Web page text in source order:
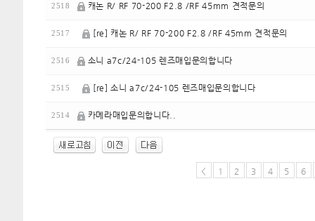
2518 캐논 R/ RF 70-200 F2.8 /RF 45mm 견적문의
2517 [re] 캐논 R/ RF 70-200 F2.8 /RF 45mm 견적문의
2516 소니 a7c/24-105 렌즈매입문의합니다
2515 [re] 소니 a7c/24-105 렌즈매입문의합니다
2514 카메라매입문의합니다..
< 1 2 3 4 5 6